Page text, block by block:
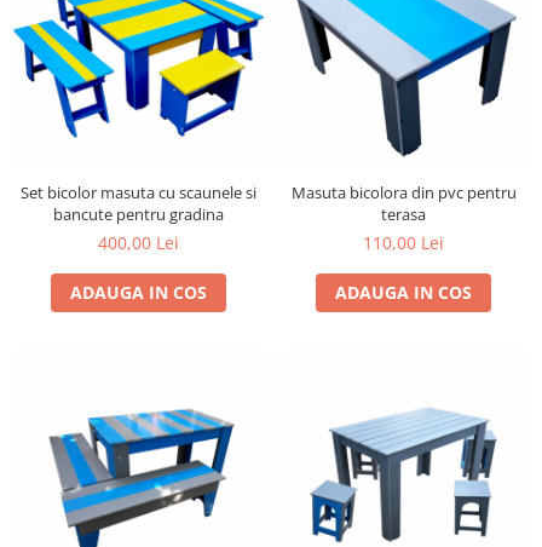
Set bicolor masuta cu scaunele si
bancute pentru gradina
400,00 Lei
ADAUGA IN COS
Masuta bicolora din pvc pentru
terasa
110,00 Lei
ADAUGA IN COS